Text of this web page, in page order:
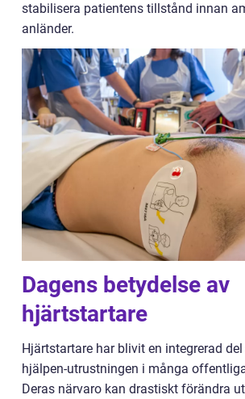
stabilisera patientens tillstånd innan
anländer.
Dagens betydelse av
hjärtstartare
Hjärtstartare har blivit en integrerad
hjälpen-utrustningen i många
Deras närvaro kan drastiskt förändra